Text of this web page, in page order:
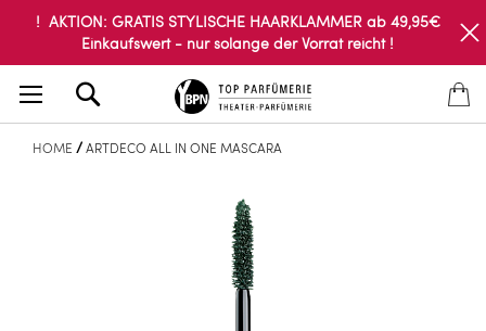
! AKTION: GRATIS STYLISCHE HAARKLAMMER ab 49,95€
Einkaufswert - nur solange der Vorrat reicht !
HOME ARTDECO ALL IN ONE MASCARA